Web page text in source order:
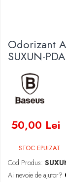
Lanterne
Lampi
Electrice
Convertoare tensiune
Stabilizatoare tensiune
Ventilatoare
Diverse gadgeturi
Cablu coaxial
Periferice PC
Odorizant
SUXUN-
50,00 Lei
STOC EPUIZAT
Cod Produs:
Ai nevoie de ajutor?